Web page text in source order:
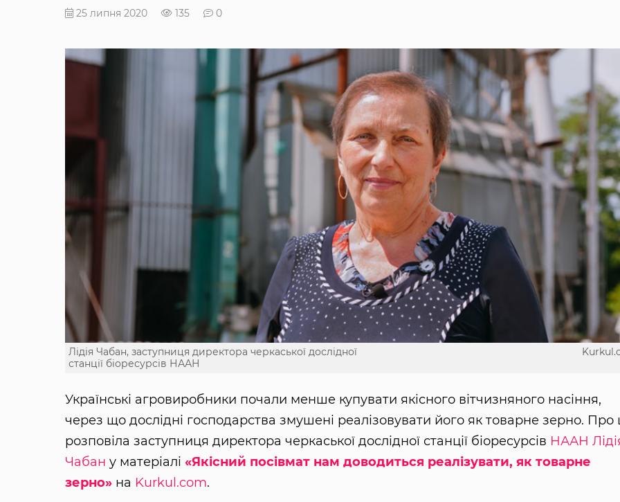
25 липня 2020 135 0
Лідія Чабан, заступниця директора черкаської дослідної
станції біоресурсів НААН
Українські агровиробники почали менше купувати якісного вітчизняного насіння,
через що дослідні господарства змушені реалізовувати його як товарне зерно. Про
розповіла заступниця директора черкаської дослідної станції біоресурсів НААН
Чабан у матеріалі «Якісний посівмат нам доводиться реалізувати, як товарне
зерно»на Kurkul.com.